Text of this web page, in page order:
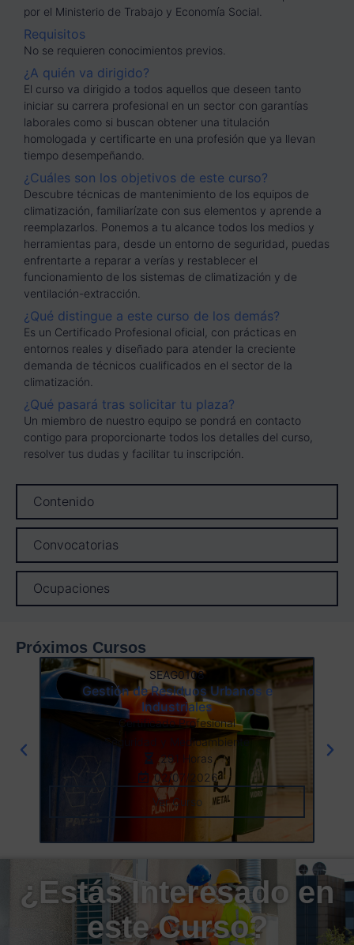
Contenido
Convocatorias
Ocupaciones
por el Ministerio de Trabajo y Economía Social.
Requisitos
No se requieren conocimientos previos.
¿A quién va dirigido?
El curso va dirigido a todos aquellos que deseen tanto
iniciar su carrera profesional en un sector con garantías
laborales como si buscan obtener una titulación
homologada y certificarte en una profesión que ya llevan
tiempo desempeñando.
¿Cuáles son los objetivos de este curso?
Descubre técnicas de mantenimiento de los equipos de
climatización, familiarízate con sus elementos y aprende a
reemplazarlos. Ponemos a tu alcance todos los medios y
herramientas para, desde un entorno de seguridad, puedas
enfrentarte a reparar a verías y restablecer el
funcionamiento de los sistemas de climatización y de
ventilación-extracción.
¿Qué distingue a este curso de los demás?
Es un Certificado Profesional oficial, con prácticas en
entornos reales y diseñado para atender la creciente
demanda de técnicos cualificados en el sector de la
climatización.
¿Qué pasará tras solicitar tu plaza?
Un miembro de nuestro equipo se pondrá en contacto
contigo para proporcionarte todos los detalles del curso,
resolver tus dudas y facilitar tu inscripción.
Próximos Cursos
SEAG0108
Gestión de Residuos Urbanos e
Industriales
Certificado Profesional
Seguridad y Medioambiente
291 Horas
02/07/2026
Ver Curso
¿Estás Interesado en
este Curso?